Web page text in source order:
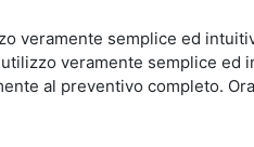
veramente semplice ed
veramente semplice ed
al preventivo completo.